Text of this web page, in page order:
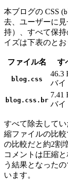
本ブログの CSS (
去、ユーザーに
持）、すべて保
イズは下表のとお
ファイル名 す
blog.css
46.3
バイ
blog.css.br
7.41
バイ
すべて除去して
縮ファイルの比
の比較だと約2割
コメントは圧縮
う結果となった
います。